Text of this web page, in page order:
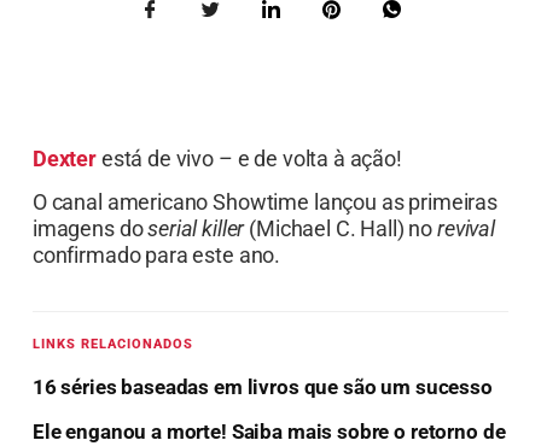
Dexterestá de vivo – e de volta à ação!
O canal americano Showtime lançou as primeiras
imagens doserial killer(Michael C. Hall) norevival
confirmado para este ano.
LINKS RELACIONADOS
16 séries baseadas em livros que são um sucesso
Ele enganou a morte! Saiba mais sobre o retorno de